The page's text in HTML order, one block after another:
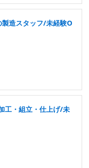
製造スタッフ/未経験O
工・組立・仕上げ/未